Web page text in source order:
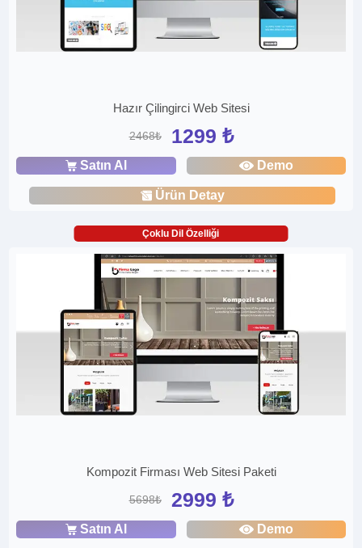
Hazır Çilingirci Web Sitesi
2468₺ 1299 ₺
Satın Al Demo
Ürün Detay
Çoklu Dil Özelliği
Kompozit Firması Web Sitesi Paketi
5698₺ 2999 ₺
Satın Al Demo